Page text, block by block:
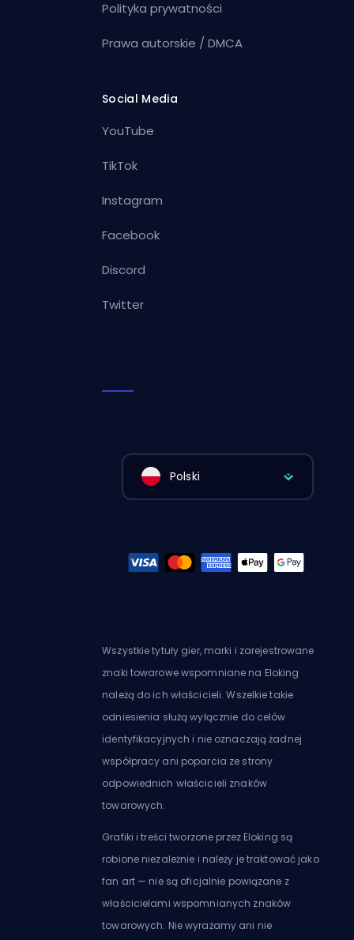
Polityka prywatności
Prawa autorskie / DMCA
Social Media
YouTube
TikTok
Instagram
Facebook
Discord
Twitter
Polski
Wszystkie tytuły gier, marki i zarejestrowane
znaki towarowe wspomniane na Eloking
należą do ich właścicieli. Wszelkie takie
odniesienia służą wyłącznie do celów
identyfikacyjnych i nie oznaczają żadnej
współpracy ani poparcia ze strony
odpowiednich właścicieli znaków
towarowych.
Grafiki i treści tworzone przez Eloking są
robione niezależnie i należy je traktować jako
fan art — nie są oficjalnie powiązane z
właścicielami wspomnianych znaków
towarowych. Nie wyrażamy ani nie